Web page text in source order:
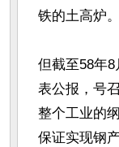
铁的土高炉。
但截至58年
表公报，号
整个工业的
保证实现钢